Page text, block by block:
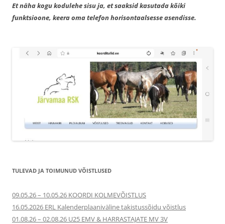
Et näha kogu kodulehe sisu ja, et saaksid kasutada kõiki
funktsioone, keera oma telefon horisontaalsesse asendisse.
TULEVAD JA TOIMUNUD VÕISTLUSED
09.05.26 – 10.05.26 KOORDI KOLMEVÕISTLUS
16.05.2026 ERL Kalenderplaaniväline takistussõidu võistlus
01.08.26 – 02.08.26 U25 EMV & HARRASTAJATE MV 3V